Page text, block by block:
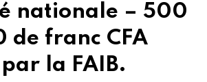
nationale – 500
franc CFA
la FAIB.